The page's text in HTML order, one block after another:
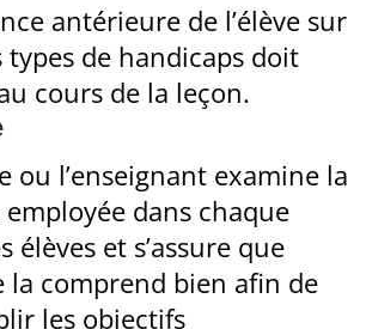
antérieure de l’élève sur
de handicaps doit
cours de la leçon.
ou l’enseignant examine la
dans chaque
élèves et s’assure que
la comprend bien afin de
les objectifs